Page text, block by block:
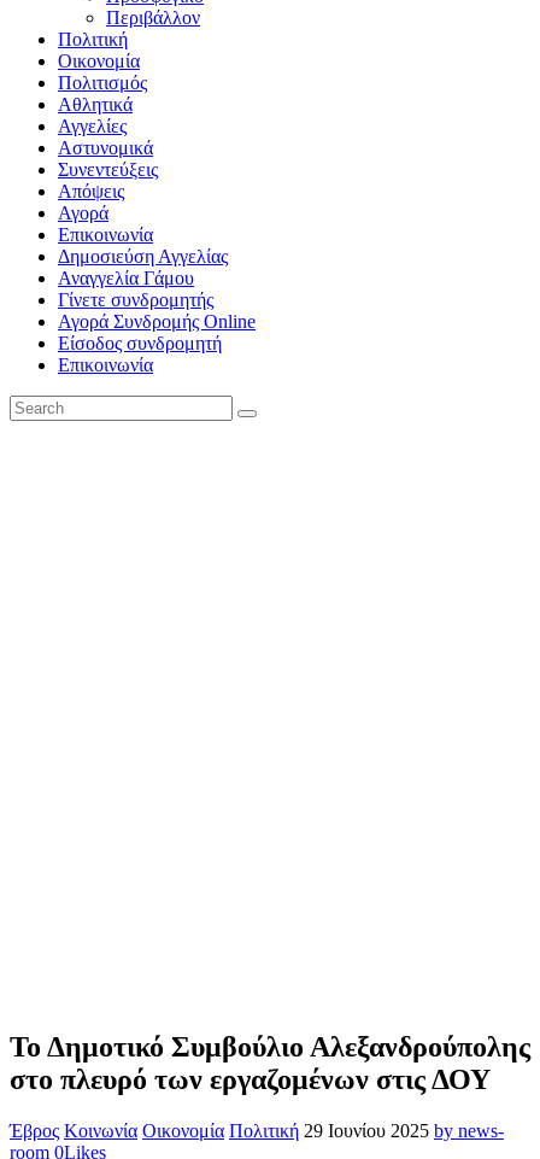
Περιβάλλον
Πολιτική
Οικονομία
Πολιτισμός
Αθλητικά
Αγγελίες
Αστυνομικά
Συνεντεύξεις
Απόψεις
Αγορά
Επικοινωνία
Δημοσιεύση Αγγελίας
Αναγγελία Γάμου
Γίνετε συνδρομητής
Αγορά Συνδρομής Online
Είσοδος συνδρομητή
Επικοινωνία
Το Δημοτικό Συμβούλιο Αλεξανδρούπολης
στο πλευρό των εργαζομένων στις ΔΟΥ
Έβρος Κοινωνία Οικονομία Πολιτική 29 Ιουνίου 2025 by news-
room 0Likes